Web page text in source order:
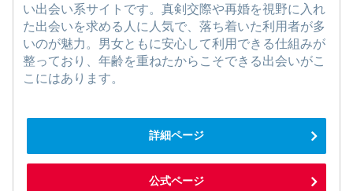
い出会い系サイトです。真剣交際や再婚を視野に入れ
た出会いを求める人に人気で、落ち着いた利用者が多
いのが魅力。男女ともに安心して利用できる仕組みが
整っており、年齢を重ねたからこそできる出会いがこ
こにはあります。
詳細ページ
公式ページ